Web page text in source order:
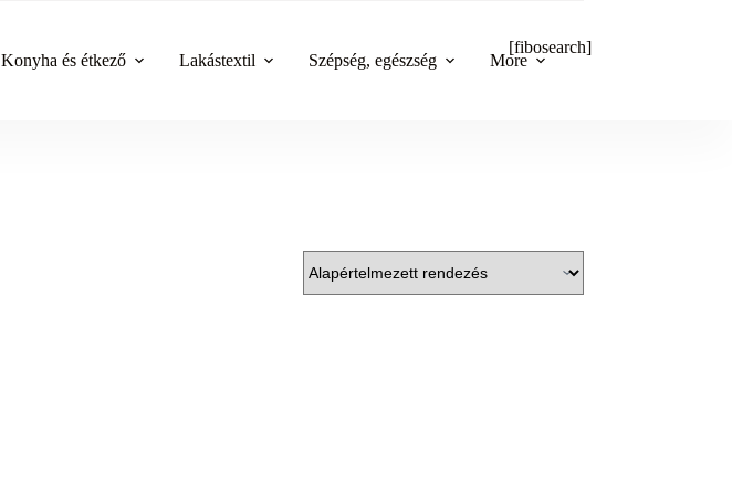
Konyha és étkező Lakástextil Szépség, egészség More
[fibosearch]